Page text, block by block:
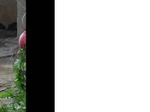
KEYWORD
キーワード
Sitakke編集部あい
Sitakke編集部 IKU
【暮らしの知恵を身につけたい】
【札幌のお気に入りを見つけたい】
【道北のお気に入りを見つけたい】